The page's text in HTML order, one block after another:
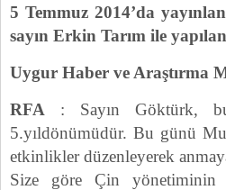
5 Temmuz 2014’da
sayın Erkin Tarım ile
Uygur Haber ve Araştırma
RFA : Sayın Göktürk,
5.yıldönümüdür. Bu günü
etkinlikler düzenleyerek
Size göre Çin